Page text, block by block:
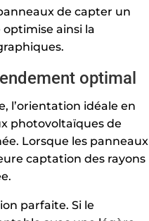
de capter un
ainsi la
optimal
l’orientation idéale en
photovoltaïques de
Lorsque les panneaux
captation des rayons
parfaite. Si le